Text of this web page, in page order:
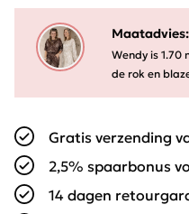
Maatadvies:
Wendy is 1.70
de rok en
Gratis verzending
2,5% spaarbonus
14 dagen